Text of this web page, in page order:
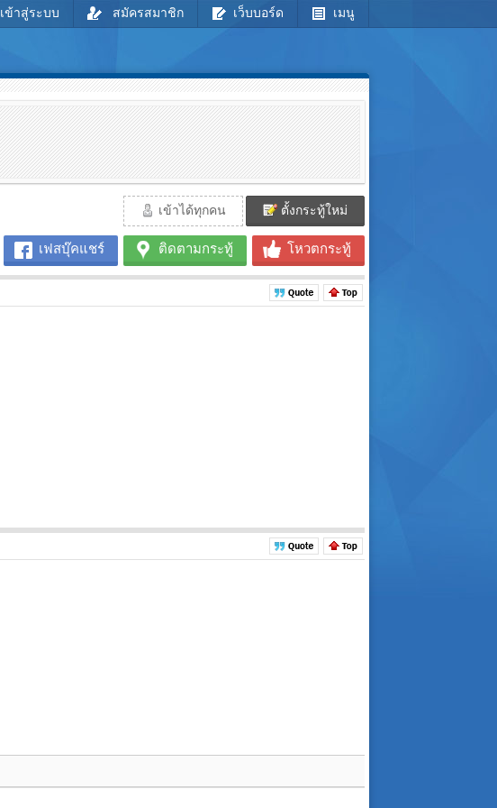
เข้าสู่ระบบ สมัครสมาชิก เว็บบอร์ด เมนู
เข้าได้ทุกคน ตั้งกระทู้ใหม่
เฟสบุ๊คแชร์ ติดตามกระทู้ โหวตกระทู้